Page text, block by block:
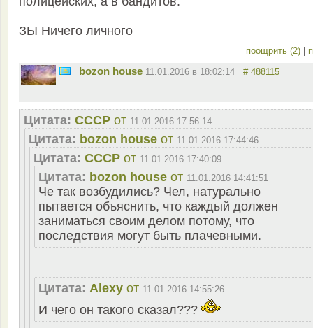
ЗЫ Ничего личного
поощрить (2) |
bozon house 11.01.2016 в 18:02:14 # 488115
Цитата: СССР от 11.01.2016 17:56:14
Цитата: bozon house от 11.01.2016 17:44:46
Цитата: СССР от 11.01.2016 17:40:09
Цитата: bozon house от 11.01.2016 14:41:51
Че так возбудились? Чел, натурально
пытается объяснить, что каждый должен
заниматься своим делом потому, что
последствия могут быть плачевными.
Цитата: Alexy от 11.01.2016 14:55:26
И чего он такого сказал???